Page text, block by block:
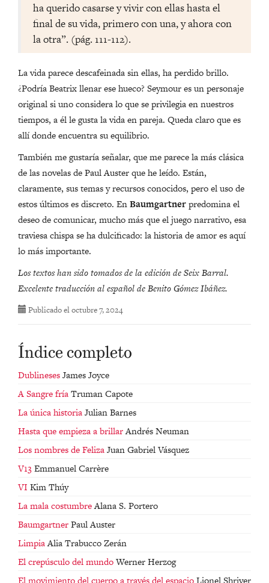
ha querido casarse y vivir con ellas hasta el
final de su vida, primero con una, y ahora con
la otra”. (pág. 111-112).
La vida parece descafeinada sin ellas, ha perdido brillo.
¿Podría Beatrix llenar ese hueco? Seymour es un personaje
original si uno considera lo que se privilegia en nuestros
tiempos, a él le gusta la vida en pareja. Queda claro que es
allí donde encuentra su equilibrio.
También me gustaría señalar, que me parece la más clásica
de las novelas de Paul Auster que he leído. Están,
claramente, sus temas y recursos conocidos, pero el uso de
estos últimos es discreto. EnBaumgartnerpredomina el
deseo de comunicar, mucho más que el juego narrativo, esa
traviesa chispa se ha dulcificado: la historia de amor es aquí
lo más importante.
Los textos han sido tomados de la edición de Seix Barral.
Excelente traducción al español de Benito Gómez Ibáñez.
Publicadoel octubre 7, 2024
Índice completo
DublinesesJames Joyce
A Sangre fríaTruman Capote
La única historiaJulian Barnes
Hasta que empieza a brillarAndrés Neuman
Los nombres de FelizaJuan Gabriel Vásquez
V13Emmanuel Carrère
VI Kim Thúy
La mala costumbreAlana S. Portero
BaumgartnerPaul Auster
LimpiaAlia Trabucco Zerán
El crepúsculo del mundoWerner Herzog
El movimiento del cuerpo a través del espacioLionel Shriver